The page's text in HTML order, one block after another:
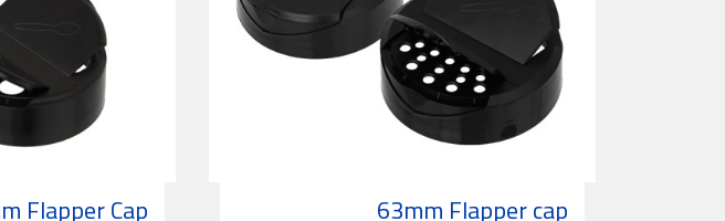
63mm Flapper cap
Flapper Cap